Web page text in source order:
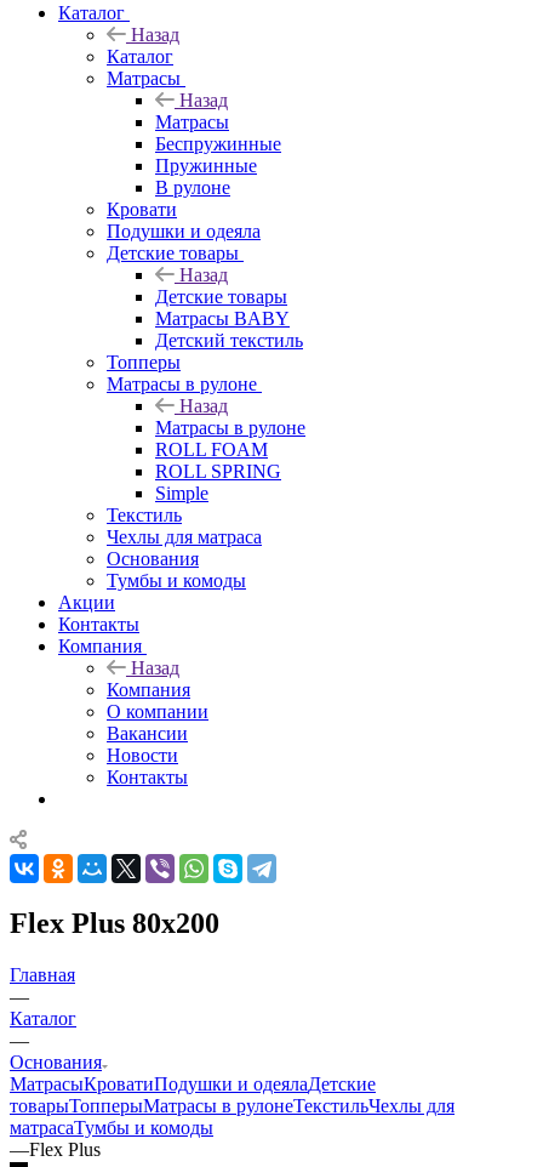
Каталог
Назад
Каталог
Матрасы
Назад
Матрасы
Беспружинные
Пружинные
В рулоне
Кровати
Подушки и одеяла
Детские товары
Назад
Детские товары
Матрасы BABY
Детский текстиль
Топперы
Матрасы в рулоне
Назад
Матрасы в рулоне
ROLL FOAM
ROLL SPRING
Simple
Текстиль
Чехлы для матраса
Основания
Тумбы и комоды
Акции
Контакты
Компания
Назад
Компания
О компании
Вакансии
Новости
Контакты
Flex Plus 80x200
Главная
—
Каталог
—
Основания
МатрасыКроватиПодушки и одеялаДетские
товарыТопперыМатрасы в рулонеТекстильЧехлы для
матрасаТумбы и комоды
—Flex Plus